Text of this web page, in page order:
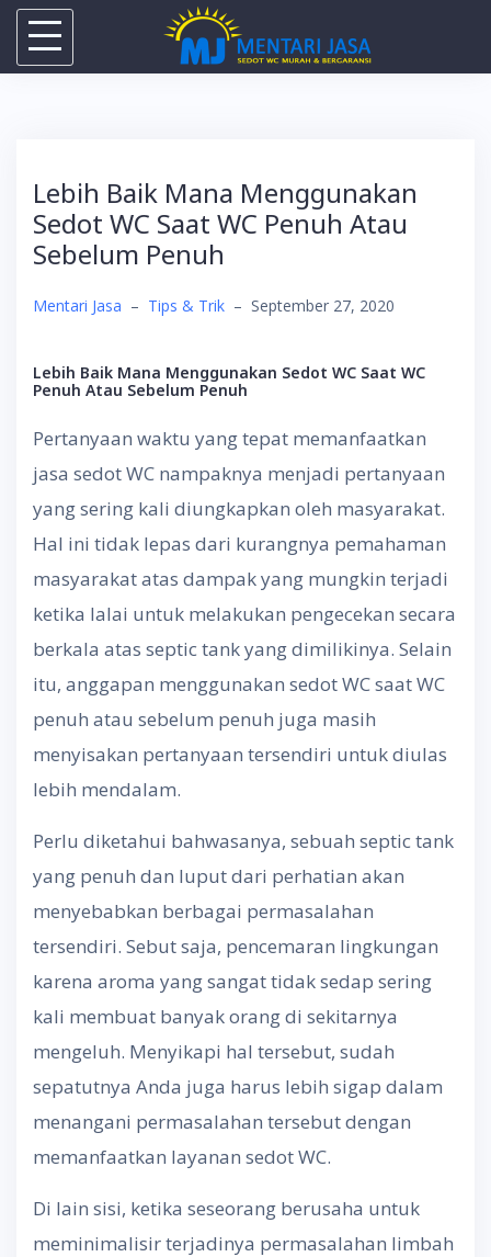
Skip
Lebih Baik Mana Menggunakan
Sedot WC Saat WC Penuh Atau
Sebelum Penuh
Mentari Jasa – Tips & Trik – September 27, 2020
Lebih Baik Mana Menggunakan Sedot WC Saat WC
Penuh Atau Sebelum Penuh
Pertanyaan waktu yang tepat memanfaatkan
jasa sedot WC nampaknya menjadi pertanyaan
yang sering kali diungkapkan oleh masyarakat.
Hal ini tidak lepas dari kurangnya pemahaman
masyarakat atas dampak yang mungkin terjadi
ketika lalai untuk melakukan pengecekan secara
berkala atas septic tank yang dimilikinya. Selain
itu, anggapan menggunakan sedot WC saat WC
penuh atau sebelum penuh juga masih
menyisakan pertanyaan tersendiri untuk diulas
lebih mendalam.
Perlu diketahui bahwasanya, sebuah septic tank
yang penuh dan luput dari perhatian akan
menyebabkan berbagai permasalahan
tersendiri. Sebut saja, pencemaran lingkungan
karena aroma yang sangat tidak sedap sering
kali membuat banyak orang di sekitarnya
mengeluh. Menyikapi hal tersebut, sudah
sepatutnya Anda juga harus lebih sigap dalam
menangani permasalahan tersebut dengan
memanfaatkan layanan sedot WC.
Di lain sisi, ketika seseorang berusaha untuk
meminimalisir terjadinya permasalahan limbah